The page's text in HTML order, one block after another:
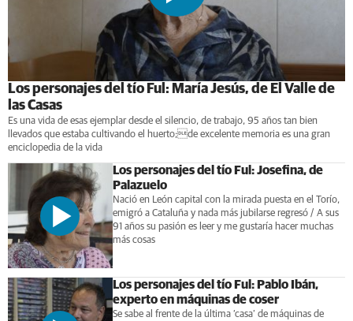
Los personajes del tío Ful: María Jesús, de El Valle de
las Casas
Es una vida de esas ejemplar desde el silencio, de trabajo, 95 años tan bien
llevados que estaba cultivando el huerto;de excelente memoria es una gran
enciclopedia de la vida
Los personajes del tío Ful: Josefina, de
Palazuelo
Nació en León capital con la mirada puesta en el Torío,
emigró a Cataluña y nada más jubilarse regresó / A sus
91 años su pasión es leer y me gustaría hacer muchas
más cosas
Los personajes del tío Ful: Pablo Ibán,
experto en máquinas de coser
Se sabe al frente de la última ‘casa’ de máquinas de